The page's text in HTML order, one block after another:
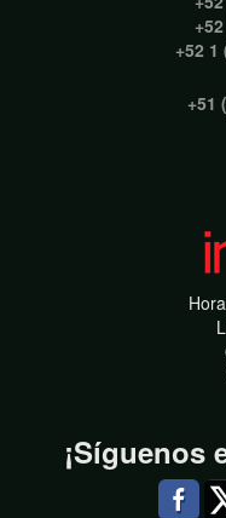
+52 1
+51
¡Síguenos